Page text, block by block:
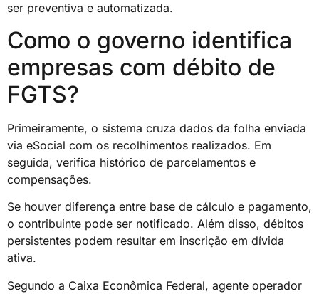
ser preventiva e automatizada.
Como o governo identifica
empresas com débito de
FGTS?
Primeiramente, o sistema cruza dados da folha enviada
via eSocial com os recolhimentos realizados. Em
seguida, verifica histórico de parcelamentos e
compensações.
Se houver diferença entre base de cálculo e pagamento,
o contribuinte pode ser notificado. Além disso, débitos
persistentes podem resultar em inscrição em dívida
ativa.
Segundo a Caixa Econômica Federal, agente operador